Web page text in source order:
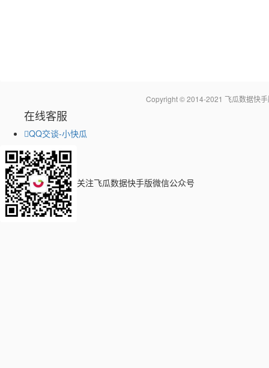
Copyright © 2014-2021 飞瓜数据快
在线客服
QQ交谈-小快瓜
关注飞瓜数据快手版微信公众号